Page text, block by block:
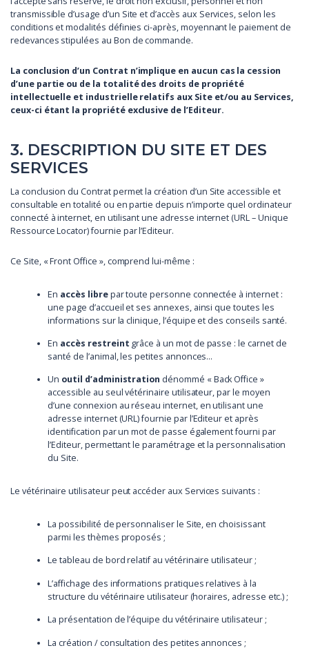
transmissible d’usage d’un Site et d’accès aux Services, selon les
conditions et modalités définies ci-après, moyennant le paiement de
redevances stipulées au Bon de commande.
La conclusion d’un Contrat n’implique en aucun cas la cession
d’une partie ou de la totalité des droits de propriété
intellectuelle et industrielle relatifs aux Site et/ou au Services,
ceux-ci étant la propriété exclusive de l’Editeur.
3. DESCRIPTION DU SITE ET DES
SERVICES
La conclusion du Contrat permet la création d’un Site accessible et
consultable en totalité ou en partie depuis n’importe quel ordinateur
connecté à internet, en utilisant une adresse internet (URL – Unique
Ressource Locator) fournie par l’Editeur.
Ce Site, « Front Office », comprend lui-même :
En accès librepar toute personne connectée à internet :
une page d’accueil et ses annexes, ainsi que toutes les
informations sur la clinique, l’équipe et des conseils santé.
En accès restreint grâce à un mot de passe : le carnet de
santé de l’animal, les petites annonces…
Un outil d’administration dénommé « Back Office »
accessible au seul vétérinaire utilisateur, par le moyen
d’une connexion au réseau internet, en utilisant une
adresse internet (URL) fournie par l’Editeur et après
identification par un mot de passe également fourni par
l’Editeur, permettant le paramétrage et la personnalisation
du Site.
Le vétérinaire utilisateur peut accéder aux Services suivants :
La possibilité de personnaliser le Site, en choisissant
parmi les thèmes proposés ;
Le tableau de bord relatif au vétérinaire utilisateur ;
L’affichage des informations pratiques relatives à la
structure du vétérinaire utilisateur (horaires, adresse etc.) ;
La présentation de l’équipe du vétérinaire utilisateur ;
La création / consultation des petites annonces ;